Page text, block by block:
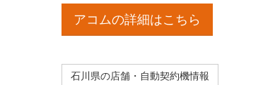
アコムの詳細はこちら
石川県の店舗・自動契約機情報